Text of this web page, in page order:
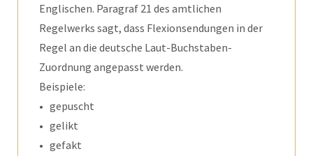
Englischen. Paragraf 21 des amtlichen
Regelwerks sagt, dass Flexionsendungen in der
Regel an die deutsche Laut-Buchstaben-
Zuordnung angepasst werden.
Beispiele:
• gepuscht
• gelikt
• gefakt